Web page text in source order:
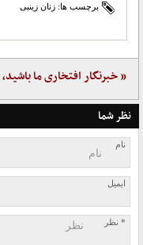
برچسب ها: زنان زینبی
« خبرنگار افتخاری ما
نظر شما
نام
ایمیل
* نظر